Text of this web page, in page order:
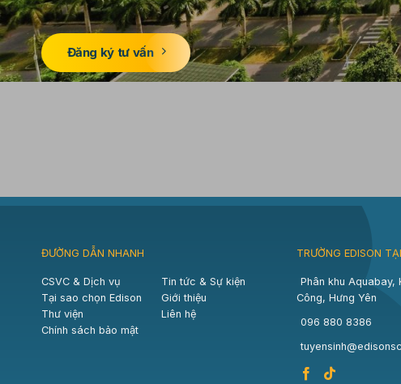
Đăng ký tư vấn
ĐƯỜNG DẪN NHANH
CSVC & Dịch vụ
Tin tức & Sự kiện
Tại sao chọn Edison
Giới thiệu
Thư viện
Liên hệ
Chính sách bảo mật
TRƯỜNG EDISON
Phân khu Aquabay,
Công, Hưng Yên
096 880 8386